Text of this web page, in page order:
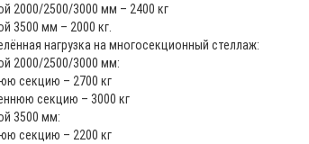
2000/2500/3000 мм – 2400 кг
3500 мм – 2000 кг.
нагрузка на многосекционный стеллаж:
2000/2500/3000 мм:
секцию – 2700 кг
секцию – 3000 кг
3500 мм:
секцию – 2200 кг